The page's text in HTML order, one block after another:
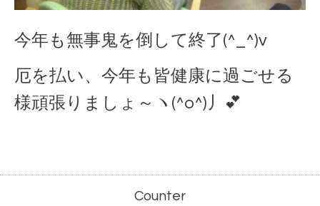
今年も無事鬼を倒して終了(^_^)v
厄を払い、今年も皆健康に過ごせる
様頑張りましょ～ヽ(^o^)丿💕
Counter